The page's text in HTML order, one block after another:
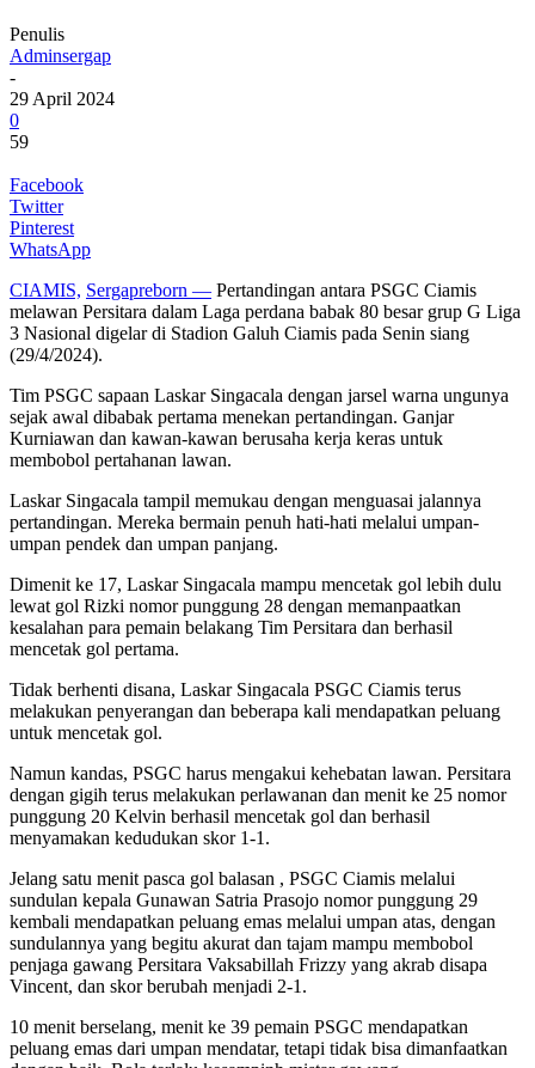
Penulis
Adminsergap
-
29 April 2024
0
59
Facebook
Twitter
Pinterest
WhatsApp
CIAMIS, Sergapreborn — Pertandingan antara PSGC Ciamis
melawan Persitara dalam Laga perdana babak 80 besar grup G Liga
3 Nasional digelar di Stadion Galuh Ciamis pada Senin siang
(29/4/2024).
Tim PSGC sapaan Laskar Singacala dengan jarsel warna ungunya
sejak awal dibabak pertama menekan pertandingan. Ganjar
Kurniawan dan kawan-kawan berusaha kerja keras untuk
membobol pertahanan lawan.
Laskar Singacala tampil memukau dengan menguasai jalannya
pertandingan. Mereka bermain penuh hati-hati melalui umpan-
umpan pendek dan umpan panjang.
Dimenit ke 17, Laskar Singacala mampu mencetak gol lebih dulu
lewat gol Rizki nomor punggung 28 dengan memanpaatkan
kesalahan para pemain belakang Tim Persitara dan berhasil
mencetak gol pertama.
Tidak berhenti disana, Laskar Singacala PSGC Ciamis terus
melakukan penyerangan dan beberapa kali mendapatkan peluang
untuk mencetak gol.
Namun kandas, PSGC harus mengakui kehebatan lawan. Persitara
dengan gigih terus melakukan perlawanan dan menit ke 25 nomor
punggung 20 Kelvin berhasil mencetak gol dan berhasil
menyamakan kedudukan skor 1-1.
Jelang satu menit pasca gol balasan , PSGC Ciamis melalui
sundulan kepala Gunawan Satria Prasojo nomor punggung 29
kembali mendapatkan peluang emas melalui umpan atas, dengan
sundulannya yang begitu akurat dan tajam mampu membobol
penjaga gawang Persitara Vaksabillah Frizzy yang akrab disapa
Vincent, dan skor berubah menjadi 2-1.
10 menit berselang, menit ke 39 pemain PSGC mendapatkan
peluang emas dari umpan mendatar, tetapi tidak bisa dimanfaatkan